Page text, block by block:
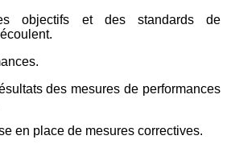
objectifs et des standards de
des mesures de performances
en place de mesures correctives.